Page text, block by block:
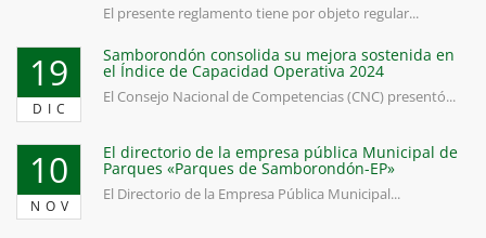
El presente reglamento tiene por objeto regular...
19
DIC
Samborondón consolida su mejora sostenida en
el Índice de Capacidad Operativa 2024
El Consejo Nacional de Competencias (CNC) presentó...
10
NOV
El directorio de la empresa pública Municipal de
Parques «Parques de Samborondón-EP»
El Directorio de la Empresa Pública Municipal...